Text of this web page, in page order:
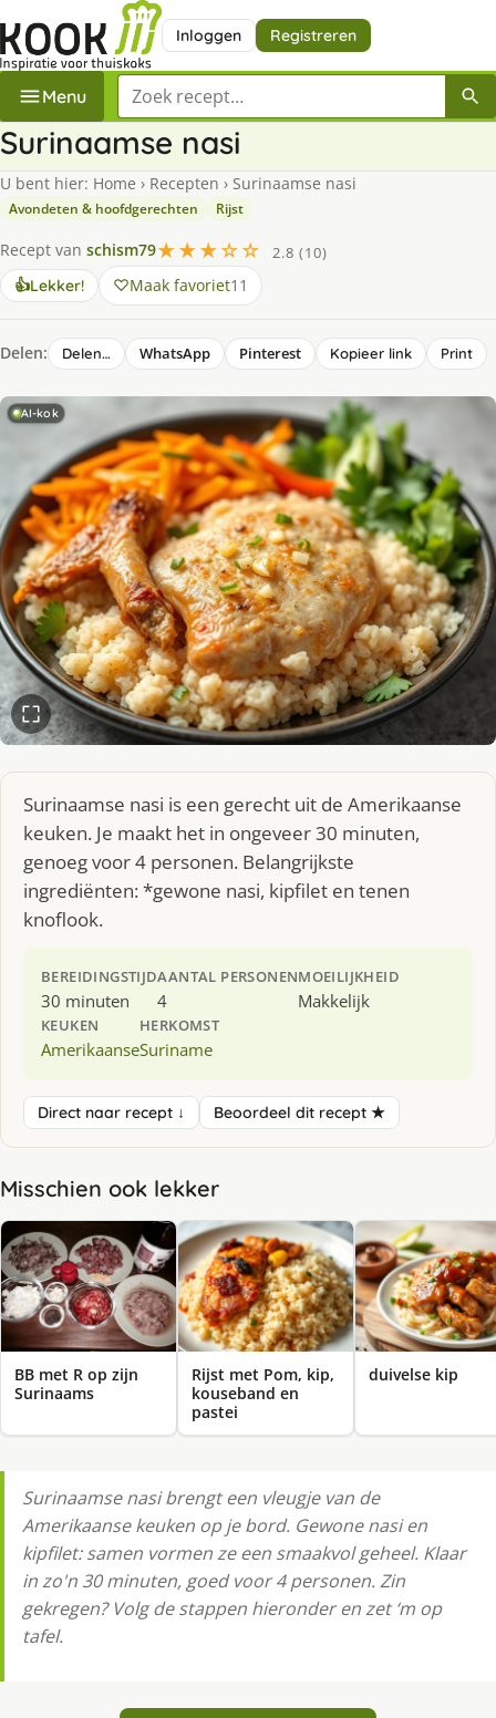
Inloggen Registreren
Menu Zoek een recept
Surinaamse nasi
U bent hier: Home › Recepten › Surinaamse nasi
Avondeten & hoofdgerechten Rijst
Recept van schism79★★★☆☆
2.8 (10)
👍Lekker! Maak favoriet11
Delen: Delen… WhatsApp Pinterest Kopieer link Print
AI-kok
Surinaamse nasi is een gerecht uit de Amerikaanse
keuken. Je maakt het in ongeveer 30 minuten,
genoeg voor 4 personen. Belangrijkste
ingrediënten: *gewone nasi, kipfilet en tenen
knoflook.
BEREIDINGSTIJD
30 minuten
AANTAL PERSONEN
4
MOEILIJKHEID
Makkelijk
KEUKEN
Amerikaanse
HERKOMST
Suriname
Direct naar recept ↓ Beoordeel dit recept ★
Misschien ook lekker
BB met R op zijn
Surinaams
Rijst met Pom, kip,
kouseband en
pastei
duivelse kip
Surinaamse nasi brengt een vleugje van de
Amerikaanse keuken op je bord. Gewone nasi en
kipfilet: samen vormen ze een smaakvol geheel. Klaar
in zo'n 30 minuten, goed voor 4 personen. Zin
gekregen? Volg de stappen hieronder en zet ‘m op
tafel.